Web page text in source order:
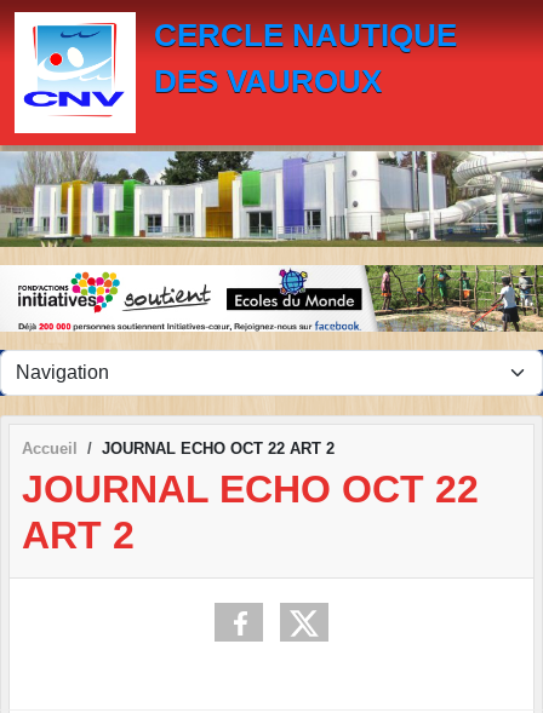
CERCLE NAUTIQUE
DES VAUROUX
Accueil JOURNAL ECHO OCT 22 ART 2
JOURNAL ECHO OCT 22
ART 2
Panneau de gestion des cookies